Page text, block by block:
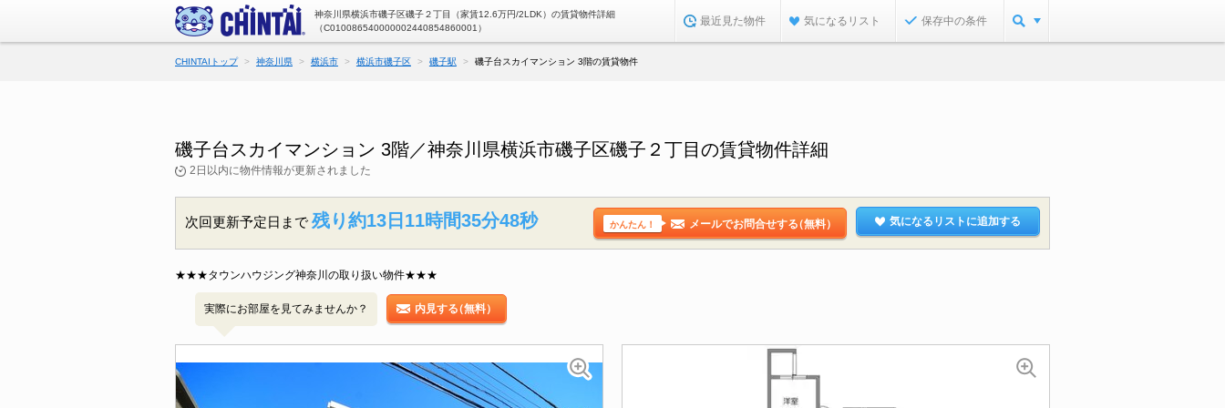
神奈川県横浜市磯子区磯子２丁目（家賃12.6万円/2LDK）の賃貸物件詳細
（C010086540000002440854860001）
最近見た物件 気になるリスト 保存中の条件
CHINTAIトップ 神奈川県 横浜市 横浜市磯子区 磯子駅 磯子台スカイマンション 3階の賃貸物件
磯子台スカイマンション 3階／神奈川県横浜市磯子区磯子２丁目の賃貸物件詳細
2日以内に物件情報が更新されました
次回更新予定日まで 残り約13日11時間35分47秒 かんたん！ メールでお問合せする（無料） 気になるリストに追加する
★★★タウンハウジング神奈川の取り扱い物件★★★
実際にお部屋を見てみませんか？ 内見する（無料）